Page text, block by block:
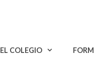
EL COLEGIO